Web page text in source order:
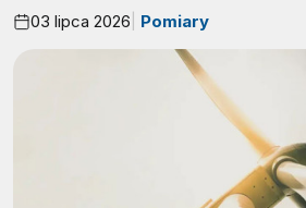
03 lipca 2026 Pomiary